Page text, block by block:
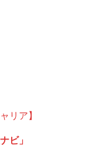
リア】
ビ」